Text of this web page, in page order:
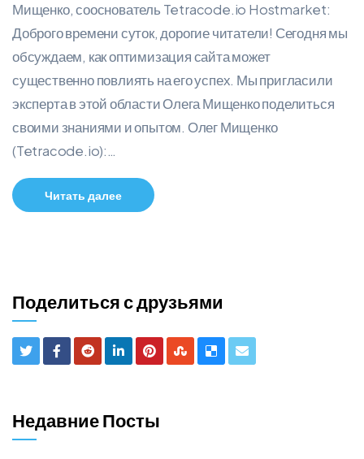
Мищенко, сооснователь Tetracode.io Hostmarket:
Доброго времени суток, дорогие читатели! Сегодня мы
обсуждаем, как оптимизация сайта может
существенно повлиять на его успех. Мы пригласили
эксперта в этой области Олега Мищенко поделиться
своими знаниями и опытом. Олег Мищенко
(Tetracode.io):…
Читать далее
Поделиться с друзьями
Недавние Посты